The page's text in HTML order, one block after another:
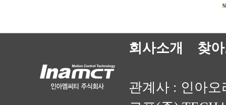
회사소개 찾
관계사 : 인아